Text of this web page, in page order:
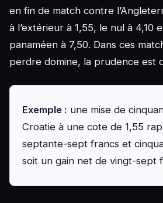
en fin de match contre
à l’extérieur à 1,55, le nul à 4,10
panaméen à 7,50. Dans ces
perdre domine, la prudence est
Exemple : une mise de
Croatie à une cote de 1,55
septante-sept francs et
soit un gain net de vingt-sept